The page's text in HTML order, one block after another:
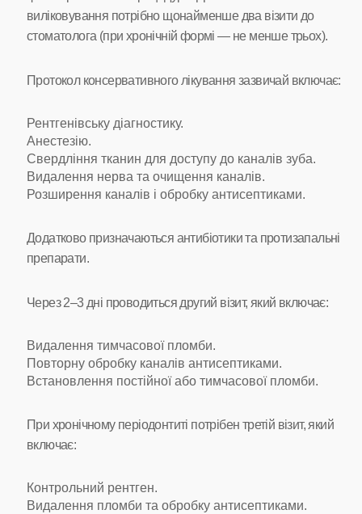
виліковування потрібно щонайменше два візити до
стоматолога (при хронічній формі — не менше трьох).
Протокол консервативного лікування зазвичай включає:
Рентгенівську діагностику.
Анестезію.
Свердління тканин для доступу до каналів зуба.
Видалення нерва та очищення каналів.
Розширення каналів і обробку антисептиками.
Додатково призначаються антибіотики та протизапальні
препарати.
Через 2–3 дні проводиться другий візит, який включає:
Видалення тимчасової пломби.
Повторну обробку каналів антисептиками.
Встановлення постійної або тимчасової пломби.
При хронічному періодонтиті потрібен третій візит, який
включає:
Контрольний рентген.
Видалення пломби та обробку антисептиками.